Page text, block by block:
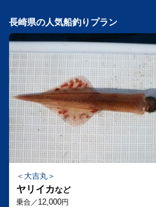
長崎県の人気船釣りプラン
大吉丸
ヤリイカなど
乗合／ 12,000円